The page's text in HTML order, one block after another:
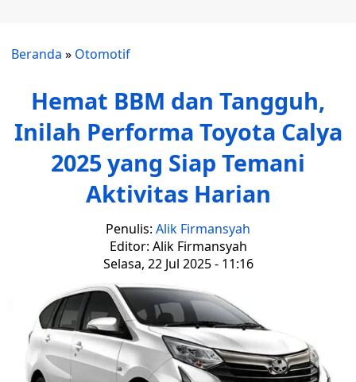
Beranda » Otomotif
Hemat BBM dan Tangguh,
Inilah Performa Toyota Calya
2025 yang Siap Temani
Aktivitas Harian
Penulis: Alik Firmansyah
Editor: Alik Firmansyah
Selasa, 22 Jul 2025 - 11:16